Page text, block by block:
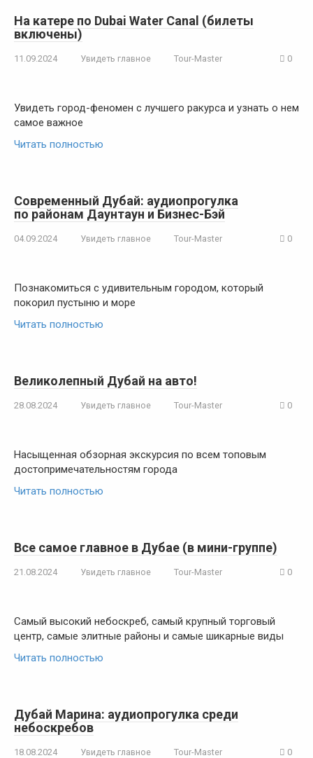
На катере по Dubai Water Canal (билеты
включены)
11.09.2024 Увидеть главное Tour-Master 0
Увидеть город-феномен с лучшего ракурса и узнать о нем
самое важное
Читать полностью
Современный Дубай: аудиопрогулка
по районам Даунтаун и Бизнес-Бэй
04.09.2024 Увидеть главное Tour-Master 0
Познакомиться с удивительным городом, который
покорил пустыню и море
Читать полностью
Великолепный Дубай на авто!
28.08.2024 Увидеть главное Tour-Master 0
Насыщенная обзорная экскурсия по всем топовым
достопримечательностям города
Читать полностью
Все самое главное в Дубае (в мини-группе)
21.08.2024 Увидеть главное Tour-Master 0
Самый высокий небоскреб, самый крупный торговый
центр, самые элитные районы и самые шикарные виды
Читать полностью
Дубай Марина: аудиопрогулка среди
небоскребов
18.08.2024 Увидеть главное Tour-Master 0